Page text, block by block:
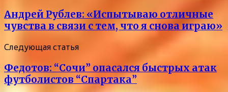
Андрей Рублев: «Испытываю отличные
чувства в связи с тем, что я снова играю»
Следующая статья
Федотов: “Сочи” опасался быстрых атак
футболистов “Спартака”